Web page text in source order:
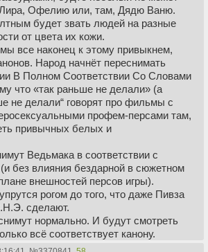
Лира, Офелию или, там, Дядю Ваню.
будет звать людей на разные
от цвета их кожи.
мы все наконец к этому привыкнем,
Народ начнёт переснимать
В Полном Соответствии Со Словами
что «так раньше не делали» (а
не делали“ говорят про фильмы с
профем-персами там,
привычных белых и
Ведьмака в соответствии с
без влияния бездарной в сюжетном
внешностей персов игры).
рогом до того, что даже Пивза
сделают.
нормально. И будут смотреть
всё соответствует канону.
но мои канонные аппетиты